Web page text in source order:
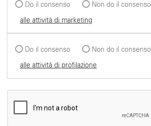
Do il consenso
Non do il consenso
alle attività di marketing
Do il consenso
Non do il consenso
alle attività di profilazione